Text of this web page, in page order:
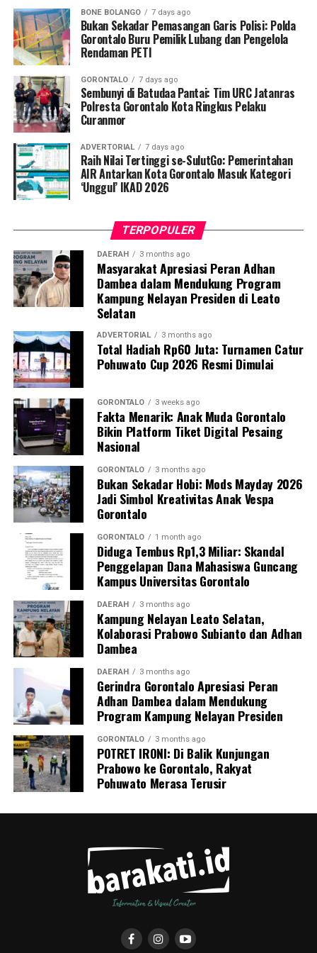
produksi serendah mungkin dengan output hidangan
yang layak, sementara program raksasa dengan dana
triliunan justru kerap kedapatan menyajikan menu yang
mengundang tanda tanya.
Salah satu komentar warganet yang memantik banyak
persetujuan bahkan secara blak-blakan menyentil pihak
penyelenggara.
“Menu Superindo Rp14.900 lebih enak dari MBG.
Harusnya Superindo saja yang buka (katering) Makan
Bergizi Gratis,” tulis salah satu netizen yang
unggahannya viral melintasi berbagai platform media
Melansir laporan dari media Hasanah dan pantauan
Harian Narasi, fenomena ini bukan sekadar ajang adu
visual makanan, melainkan bentuk keresahan
masyarakat terhadap efektivitas anggaran negara. Lebih
lanjut, informasi yang turut diviralkan oleh akun
agregator Lambe Turah dan Repelita memperlihatkan
bahwa publik menaruh ekspektasi besar agar
pemerintah segera mengevaluasi rantai pasok dan
standar dapur katering MBG.
Netizen berharap, kehebohan komparasi ini bisa menjadi
tamparan sekaligus masukan konstruktif bagi Badan Gizi
Nasional (BGN). Jika supermarket saja bisa menyajikan
hidangan berkualitas dengan budget yang sama,
seharusnya negara mampu memberikan nutrisi yang
jauh lebih optimal untuk anak-anak Indonesia.
BONE BOLANGO 7 days ago
Bukan Sekadar Pemasangan Garis Polisi: Polda
Gorontalo Buru Pemilik Lubang dan Pengelola
Rendaman PETI
GORONTALO 7 days ago
Sembunyi di Batudaa Pantai: Tim URC Jatanras
Polresta Gorontalo Kota Ringkus Pelaku
Curanmor
ADVERTORIAL 7 days ago
Raih Nilai Tertinggi se-SulutGo: Pemerintahan
AIR Antarkan Kota Gorontalo Masuk Kategori
‘Unggul’ IKAD 2026
TERPOPULER
DAERAH 3 months ago
Masyarakat Apresiasi Peran Adhan
Dambea dalam Mendukung Program
Kampung Nelayan Presiden di Leato
Selatan
ADVERTORIAL 3 months ago
Total Hadiah Rp60 Juta: Turnamen Catur
Pohuwato Cup 2026 Resmi Dimulai
GORONTALO 3 weeks ago
Fakta Menarik: Anak Muda Gorontalo
Bikin Platform Tiket Digital Pesaing
Nasional
GORONTALO 3 months ago
Bukan Sekadar Hobi: Mods Mayday 2026
Jadi Simbol Kreativitas Anak Vespa
Gorontalo
GORONTALO 1 month ago
Diduga Tembus Rp1,3 Miliar: Skandal
Penggelapan Dana Mahasiswa Guncang
Kampus Universitas Gorontalo
DAERAH 3 months ago
Kampung Nelayan Leato Selatan,
Kolaborasi Prabowo Subianto dan Adhan
Dambea
DAERAH 3 months ago
Gerindra Gorontalo Apresiasi Peran
Adhan Dambea dalam Mendukung
Program Kampung Nelayan Presiden
GORONTALO 3 months ago
POTRET IRONI: Di Balik Kunjungan
Prabowo ke Gorontalo, Rakyat
Pohuwato Merasa Terusir